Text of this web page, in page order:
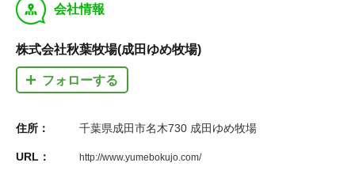
y 会社情報
株式会社秋葉牧場(成田ゆめ牧場)
フォローする
住所： 千葉県成田市名木730 成田ゆめ牧場
URL： http://www.yumebokujo.com/